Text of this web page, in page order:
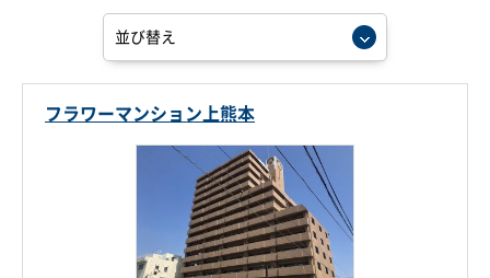
フラワーマンション上熊本